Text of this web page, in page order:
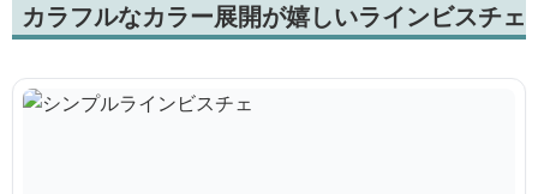
カラフルなカラー展開が嬉しいラインビスチェ